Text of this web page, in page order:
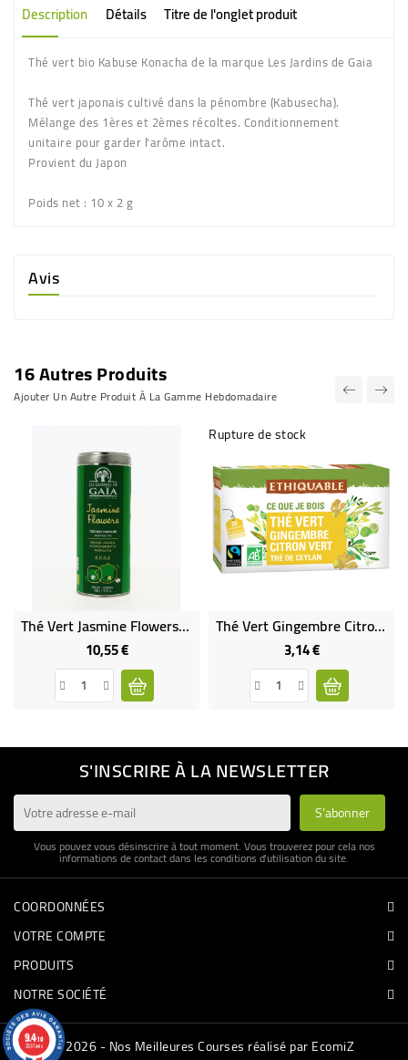
Description Détails Titre de l'onglet produit
Thé vert bio Kabuse Konacha de la marque Les Jardins de Gaia
Thé vert japonais cultivé dans la pénombre (Kabusecha).
Mélange des 1ères et 2èmes récoltes. Conditionnement
unitaire pour garder l'arôme intact.
Provient du Japon
Poids net : 10 x 2 g
Avis
16 Autres Produits
Ajouter Un Autre Produit À La Gamme Hebdomadaire
Thé Vert Jasmine Flowers Moli Hua Cha Bio
10,55 €Prix
Rupture de stock
Thé Vert Gingembre Citron Vert Bio & Équitable
3,14 €Prix
S'INSCRIRE À LA NEWSLETTER
Vous pouvez vous désinscrire à tout moment. Vous trouverez pour cela nos
informations de contact dans les conditions d'utilisation du site.
COORDONNÉES
VOTRE COMPTE
PRODUITS
NOTRE SOCIÉTÉ
© 2026 - Nos Meilleures Courses réalisé par EcomiZ
9.4/10
3337 avis